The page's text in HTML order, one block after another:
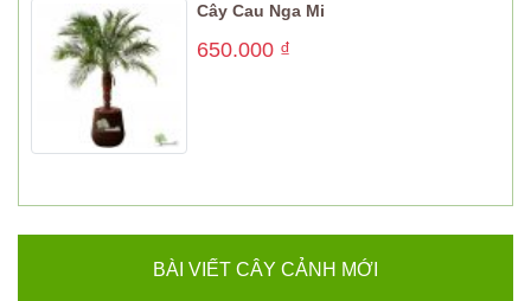
Cây Cau Nga Mi
650.000 ₫
BÀI VIẾT CÂY CẢNH MỚI